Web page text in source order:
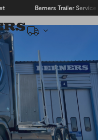
Berners Trailer Service